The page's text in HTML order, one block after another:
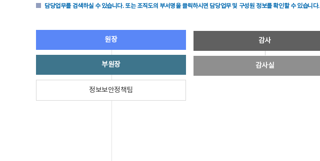
담당업무를 검색하실 수 있습니다. 또는 조직도의 부서명을 클릭하시면 담당업무 및 구성원 정보를 확인할 수 있습니다.
원장
부원장
정보보안정책팀
감사
감사실